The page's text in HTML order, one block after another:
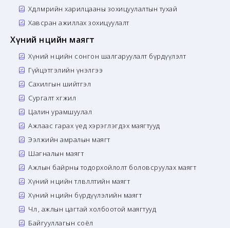
Хөдөлмөрийн харилцааны зохицуулалтын тухай
Хавсран ажиллах зохицуулалт
Хүний нөөцийн маягт
Хүний нөөцийн сонгон шалгаруулалт бүрдүүлэлт
Гүйцэтгэлийн үнэлгээ
Сахилгын шийтгэл
Сургалт хөгжил
Цалин урамшуулал
Ажлаас гарах үед хэрэглэгдэх маягтууд
Ээлжийн амралын маягт
Шагналын маягт
Ажлын байрны тодорхойлолт боловсруулах маягт
Хүний нөөцийн төлөвлөлтийн маягт
Хүний нөөцийн бүрдүүлэлийн маягт
Чөлөө, ажлын цагтай холбоотой маягтууд
Байгууллагын соёл